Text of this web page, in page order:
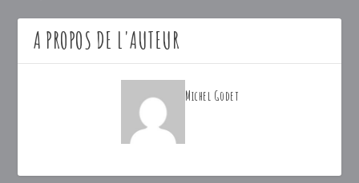
A PROPOS DE L'AUTEUR
Michel Godet